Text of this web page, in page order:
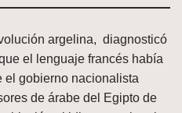
argelina, diagnosticó
el lenguaje francés había
el gobierno nacionalista
de árabe del Egipto de